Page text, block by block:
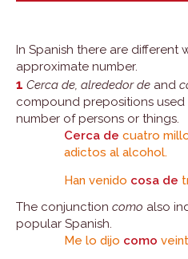
In Spanish there are different
approximate number.
1 Cerca de, alrededor de and
compound prepositions
number of persons or things.
Cerca de cuatro
adictos al alcohol.
Han venido cosa de
The conjunction como also
popular Spanish.
Me lo dijo como